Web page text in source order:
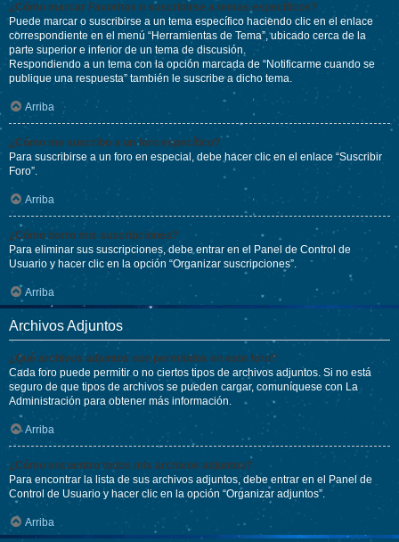
¿Cómo marcar Favoritos o suscribirse a temas específicos?
Puede marcar o suscribirse a un tema específico haciendo clic en el enlace
correspondiente en el menú “Herramientas de Tema”, ubicado cerca de la
parte superior e inferior de un tema de discusión.
Respondiendo a un tema con la opción marcada de “Notificarme cuando se
publique una respuesta” también le suscribe a dicho tema.
Arriba
¿Cómo me suscribo a un foro específico?
Para suscribirse a un foro en especial, debe hacer clic en el enlace “Suscribir
Foro”.
Arriba
¿Cómo borro mis suscripciones?
Para eliminar sus suscripciones, debe entrar en el Panel de Control de
Usuario y hacer clic en la opción “Organizar suscripciones”.
Arriba
Archivos Adjuntos
¿Qué archivos adjuntos son permitidos en este foro?
Cada foro puede permitir o no ciertos tipos de archivos adjuntos. Si no está
seguro de que tipos de archivos se pueden cargar, comuníquese con La
Administración para obtener más información.
Arriba
¿Cómo encuentro todos mis archivos adjuntos?
Para encontrar la lista de sus archivos adjuntos, debe entrar en el Panel de
Control de Usuario y hacer clic en la opción “Organizar adjuntos”.
Arriba